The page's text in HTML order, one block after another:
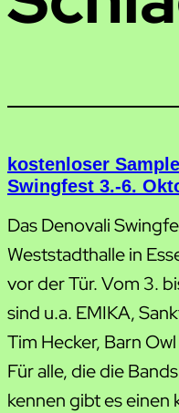
kostenloser
Swingfest 3.-6.
Das Denovali
Weststadthalle in
vor der Tür. Vom 3.
sind u.a. EMIKA,
Tim Hecker, Barn
Für alle, die die
kennen gibt es einen